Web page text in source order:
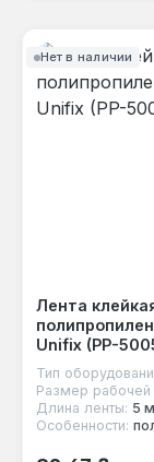
Нет в наличии
Лента
Unifix (PP-
Тип
Размер рабочей
Длина ленты: 5 м
Особенности:
Обычная